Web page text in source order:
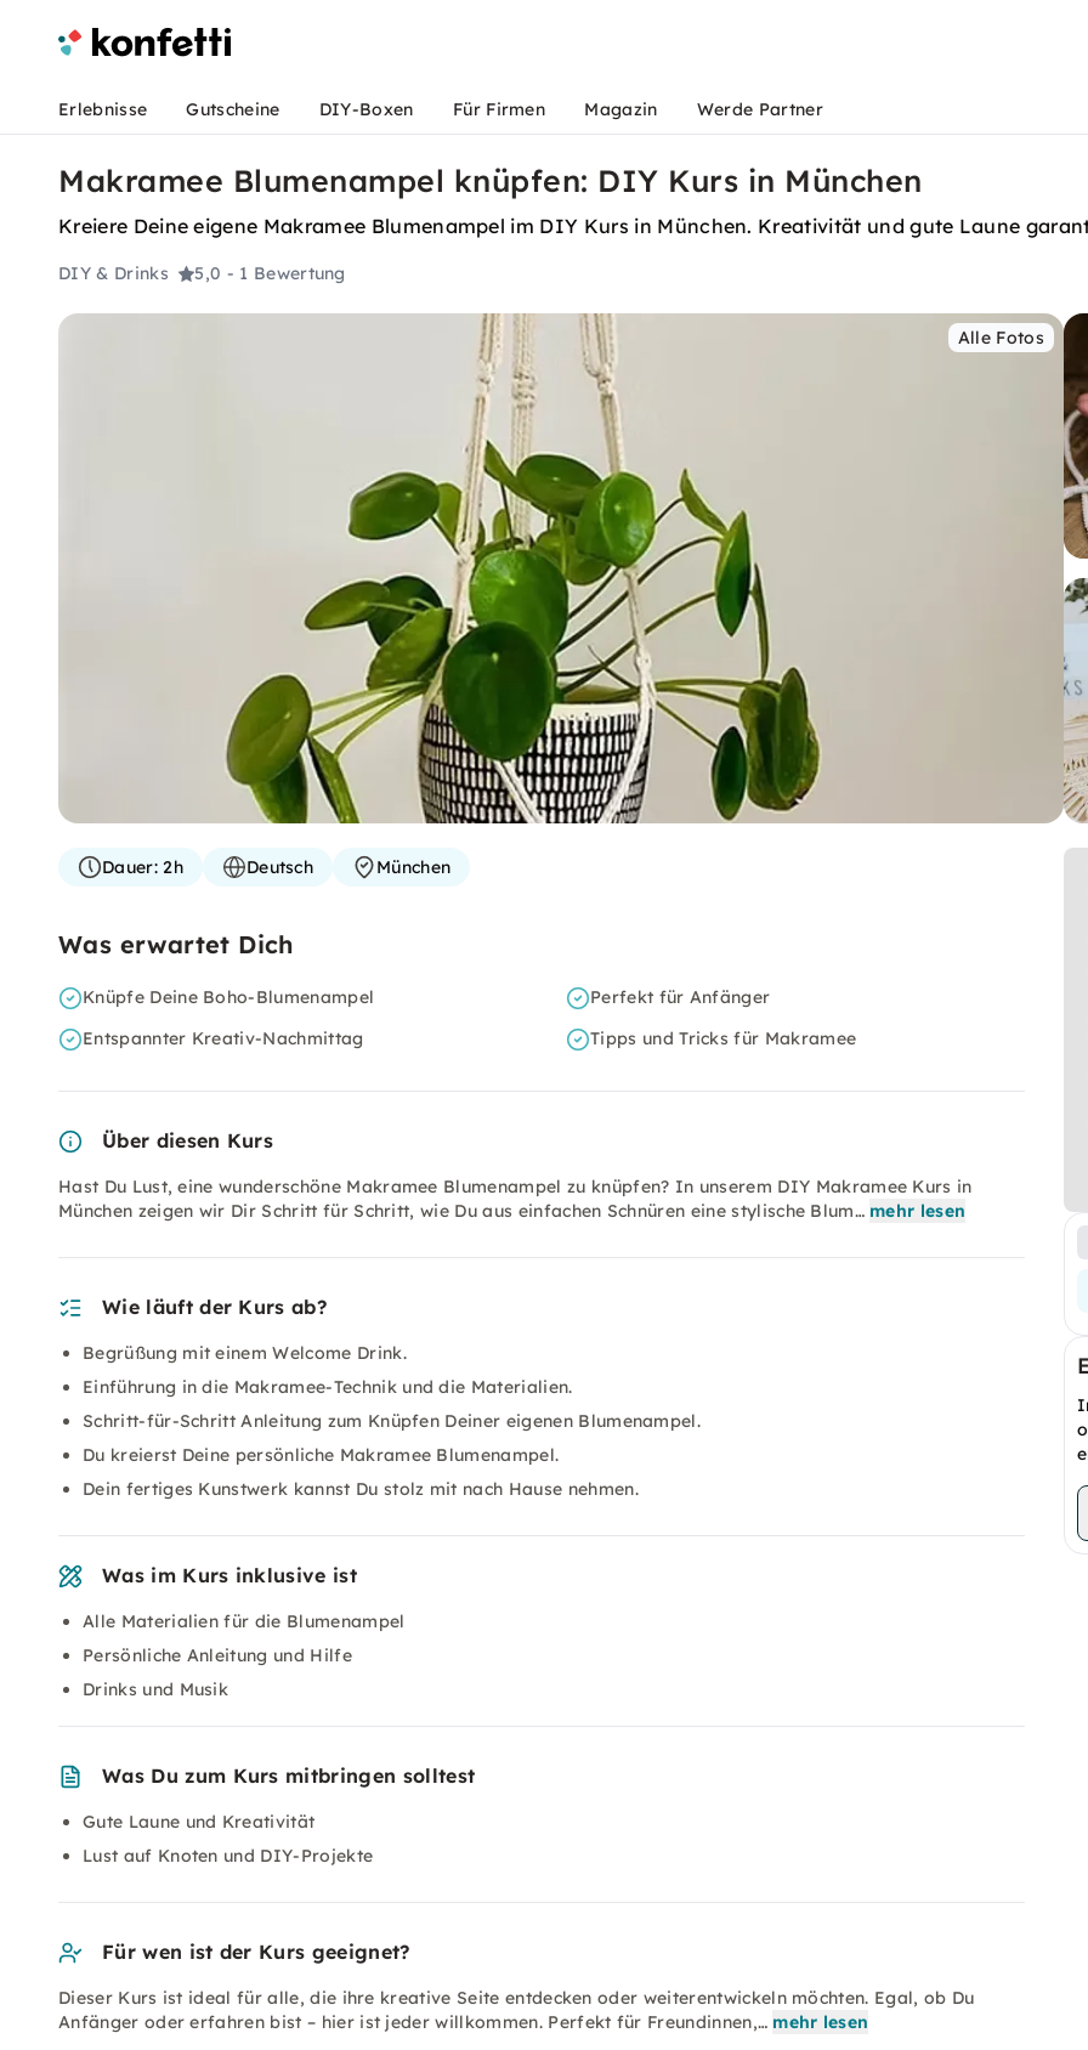
Erlebnisse Gutscheine DIY-Boxen Für Firmen Magazin Werde Partner
Makramee Blumenampel knüpfen: DIY Kurs in München
Kreiere Deine eigene Makramee Blumenampel im DIY Kurs in München. Kreativität und gute Laune
DIY & Drinks 5,0 - 1 Bewertung
Alle Fotos
Dauer:2h Deutsch München
Was erwartet Dich
Knüpfe Deine Boho-Blumenampel
Perfekt für Anfänger
Entspannter Kreativ-Nachmittag
Tipps und Tricks für Makramee
Über diesen Kurs
Hast Du Lust, eine wunderschöne Makramee Blumenampel zu knüpfen? In unserem DIY Makramee Kurs in
München zeigen wir Dir Schritt für Schritt, wie Du aus einfachen Schnüren eine stylische Blum… mehr lesen
Wie läuft der Kurs ab?
Begrüßung mit einem Welcome Drink.
Einführung in die Makramee-Technik und die Materialien.
Schritt-für-Schritt Anleitung zum Knüpfen Deiner eigenen Blumenampel.
Du kreierst Deine persönliche Makramee Blumenampel.
Dein fertiges Kunstwerk kannst Du stolz mit nach Hause nehmen.
Was im Kurs inklusive ist
Alle Materialien für die Blumenampel
Persönliche Anleitung und Hilfe
Drinks und Musik
Was Du zum Kurs mitbringen solltest
Gute Laune und Kreativität
Lust auf Knoten und DIY-Projekte
Für wen ist der Kurs geeignet?
Dieser Kurs ist ideal für alle, die ihre kreative Seite entdecken oder weiterentwickeln möchten. Egal, ob Du
Anfänger oder erfahren bist – hier ist jeder willkommen. Perfekt für Freundinnen,… mehr lesen